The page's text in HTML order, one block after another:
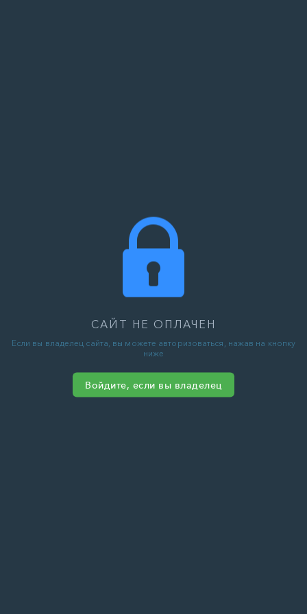
САЙТ НЕ ОПЛАЧЕН
Если вы владелец сайта, вы можете авторизоваться, нажав на кнопку
ниже
Войдите, если вы владелец